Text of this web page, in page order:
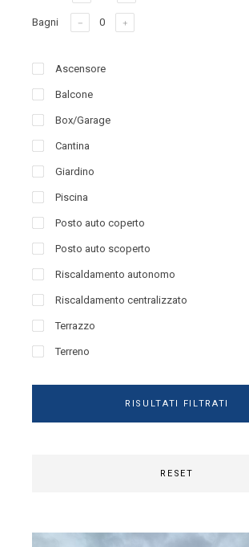
Bagni
Ascensore
Balcone
Box/Garage
Cantina
Giardino
Piscina
Posto auto coperto
Posto auto scoperto
Riscaldamento autonomo
Riscaldamento centralizzato
Terrazzo
Terreno
RISULTATI FILTRATI
RESET